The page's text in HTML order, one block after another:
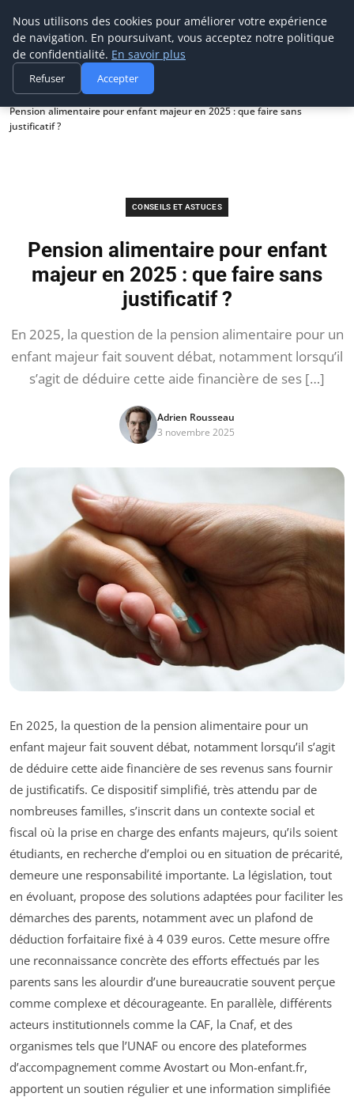
Prospection Pro
Accueil
Conseils et astuces
Pension alimentaire pour enfant majeur en 2025 : que faire sans
justificatif ?
CONSEILS ET ASTUCES
Pension alimentaire pour enfant
majeur en 2025 : que faire sans
justificatif ?
En 2025, la question de la pension alimentaire pour un
enfant majeur fait souvent débat, notamment lorsqu’il
s’agit de déduire cette aide financière de ses […]
Adrien Rousseau
3 novembre 2025
En 2025, la question de la pension alimentaire pour un
enfant majeur fait souvent débat, notamment lorsqu’il s’agit
de déduire cette aide financière de ses revenus sans fournir
de justificatifs. Ce dispositif simplifié, très attendu par de
nombreuses familles, s’inscrit dans un contexte social et
fiscal où la prise en charge des enfants majeurs, qu’ils soient
étudiants, en recherche d’emploi ou en situation de précarité,
demeure une responsabilité importante. La législation, tout
en évoluant, propose des solutions adaptées pour faciliter les
démarches des parents, notamment avec un plafond de
déduction forfaitaire fixé à 4 039 euros. Cette mesure offre
une reconnaissance concrète des efforts effectués par les
parents sans les alourdir d’une bureaucratie souvent perçue
comme complexe et décourageante. En parallèle, différents
acteurs institutionnels comme la CAF, la Cnaf, et des
organismes tels que l’UNAF ou encore des plateformes
d’accompagnement comme Avostart ou Mon-enfant.fr,
apportent un soutien régulier et une information simplifiée
Nous utilisons des cookies pour améliorer votre expérience
de navigation. En poursuivant, vous acceptez notre politique
de confidentialité. En savoir plus
Refuser Accepter